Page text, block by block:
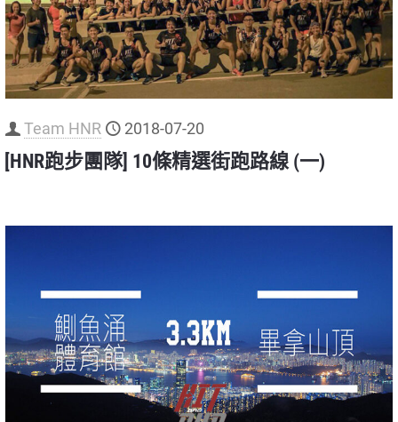
Team HNR 2018-07-20
[HNR跑步團隊] 10條精選街跑路線 (一)